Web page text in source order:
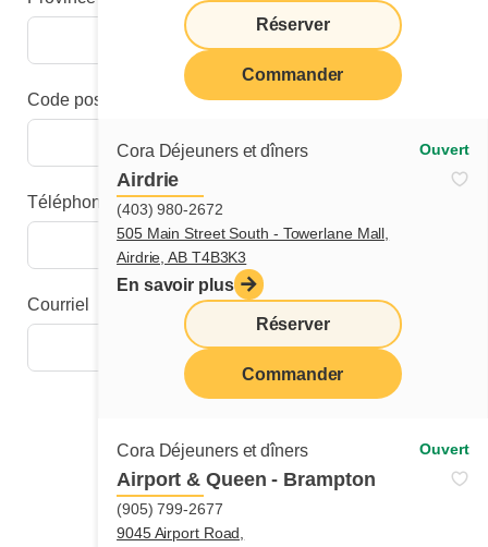
Réserver
Commander
Cora Déjeuners et dîners Ouvert
Airdrie
(403) 980-2672
505 Main Street South - Towerlane Mall,
Airdrie, AB T4B3K3
En savoir plus
Réserver
Commander
Cora Déjeuners et dîners Ouvert
Airport & Queen - Brampton
(905) 799-2677
9045 Airport Road,
Code postal
Téléphone
Courriel